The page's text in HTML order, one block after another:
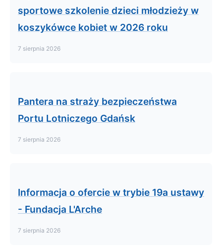
sportowe szkolenie dzieci młodzieży w
koszykówce kobiet w 2026 roku
7 sierpnia 2026
Pantera na straży bezpieczeństwa
Portu Lotniczego Gdańsk
7 sierpnia 2026
Informacja o ofercie w trybie 19a ustawy
- Fundacja L'Arche
7 sierpnia 2026